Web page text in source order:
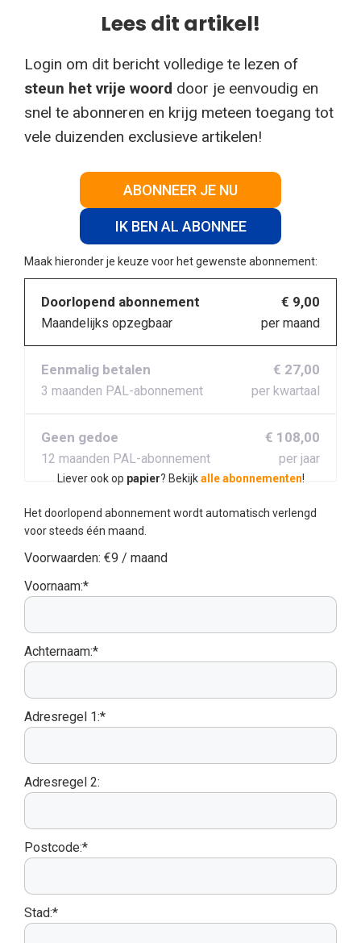
Lees dit artikel!
Login om dit bericht volledige te lezen of
steun het vrije woord door je eenvoudig en
snel te abonneren en krijg meteen toegang tot
vele duizenden exclusieve artikelen!
ABONNEER JE NU
IK BEN AL ABONNEE
Maak hieronder je keuze voor het gewenste abonnement:
Doorlopend abonnement
Maandelijks opzegbaar
€ 9,00
per maand
Eenmalig betalen
3 maanden PAL-abonnement
€ 27,00
per kwartaal
Geen gedoe
12 maanden PAL-abonnement
€ 108,00
per jaar
Liever ook op papier? Bekijkalle abonnementen!
Het doorlopend abonnement wordt automatisch verlengd
voor steeds één maand.
Voorwaarden: €9 / maand
Voornaam:*
Achternaam:*
Adresregel 1:*
Adresregel 2:
Postcode:*
Stad:*